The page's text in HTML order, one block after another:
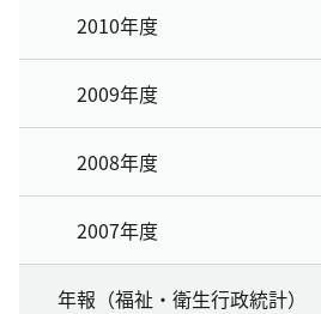
2010年度
2009年度
2008年度
2007年度
年報（福祉・衛生行政統計）